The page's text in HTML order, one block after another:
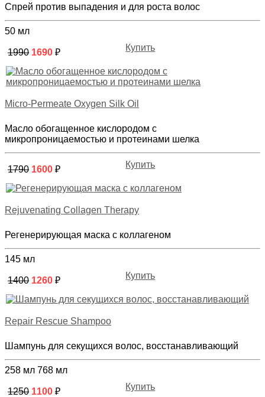
Спрей против выпадения и для роста волос
50 мл
1990 1690 ₽ Купить
Micro-Permeate Oxygen Silk Oil
Масло обогащенное кислородом с
микропроницаемостью и протеинами шелка
1790 1600 ₽ Купить
Rejuvenating Collagen Therapy
Регенерирующая маска с коллагеном
145 мл
1400 1260 ₽ Купить
Repair Rescue Shampoo
Шампунь для секущихся волос, восстанавливающий
258 мл 768 мл
1250 1100 ₽ Купить